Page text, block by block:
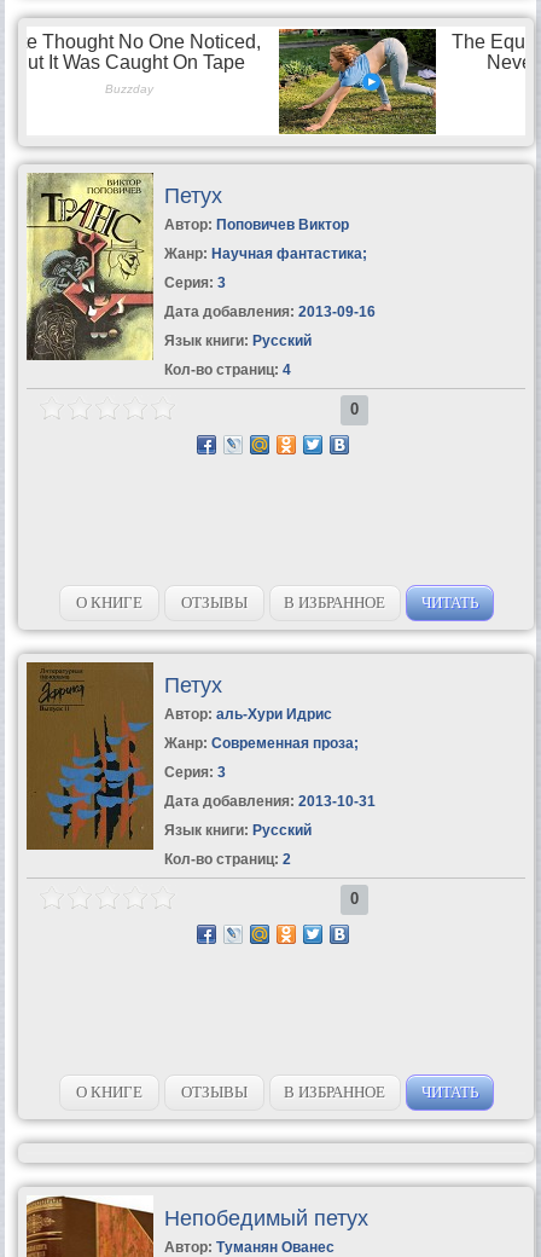
Петух
Автор: Поповичев Виктор
Жанр: Научная фантастика;
Серия: 3
Дата добавления: 2013-09-16
Язык книги: Русский
Кол-во страниц: 4
0
О КНИГЕ ОТЗЫВЫ В ИЗБРАННОЕ ЧИТАТЬ
Петух
Автор: аль-Хури Идрис
Жанр: Современная проза;
Серия: 3
Дата добавления: 2013-10-31
Язык книги: Русский
Кол-во страниц: 2
0
О КНИГЕ ОТЗЫВЫ В ИЗБРАННОЕ ЧИТАТЬ
Непобедимый петух
Автор: Туманян Ованес